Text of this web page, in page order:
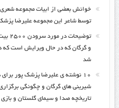
خوانش بعضی از ابیات مجموعه
توسط شاعر این مجموعه علیرضا
و گرگان که در حال ویرایش است که
شد
۱۰ نوشته ی علیرضا پزشک پور
شیرینی های گرگان و چگونگی
تاریخچه صدا و سیمای گلستان و